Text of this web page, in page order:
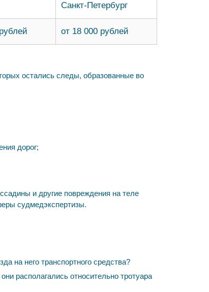
Санкт-Петербург
от 18 000 рублей
остались следы, образованные во
дорог;
и другие повреждения на теле
судмедэкспертизы.
на него транспортного средства?
располагались относительно тротуара